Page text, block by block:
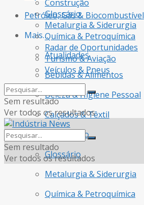
Petróleo, Gás & Biocombustível
Mais…
Atualidades
Bebidas & Alimentos
Beleza & Higiene Pessoal
Calçados & Têxtil
Construção
Glossário
Metalurgia & Siderurgia
Química & Petroquímica
Construção
Glossário
Metalurgia & Siderurgia
Química & Petroquímica
Radar de Oportunidades
Turismo & Aviação
Veículos & Pneus
Sem resultado
Ver todos os resultados
Sem resultado
Ver todos os resultados